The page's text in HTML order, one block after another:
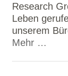
Research
Leben
unserem
Mehr …